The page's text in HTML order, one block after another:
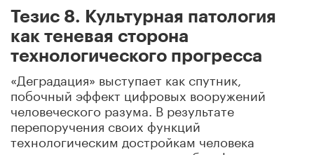
Тезис 8. Культурная патология
как теневая сторона
технологического прогресса
«Деградация» выступает как спутник,
побочный эффект цифровых вооружений
человеческого разума. В результате
перепоручения своих функций
технологическим достройкам человека